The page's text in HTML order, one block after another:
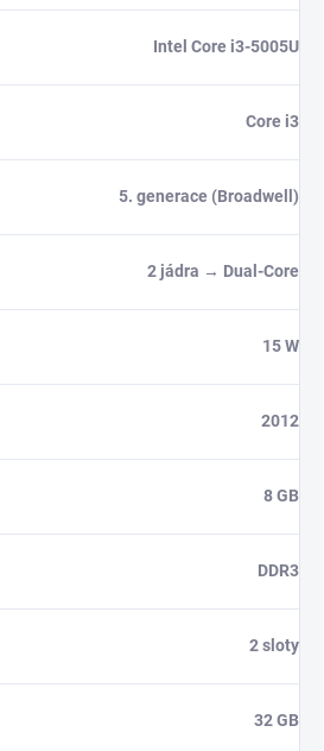
Intel Core i3-5005U
Core i3
5. generace (Broadwell)
2 jádra → Dual-Core
15 W
2012
8 GB
DDR3
2 sloty
32 GB